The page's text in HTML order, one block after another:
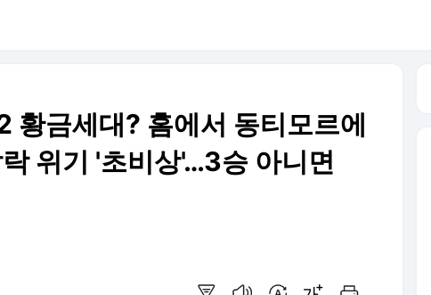
황금세대? 홈에서 동티모르에
위기 '초비상'…3승 아니면